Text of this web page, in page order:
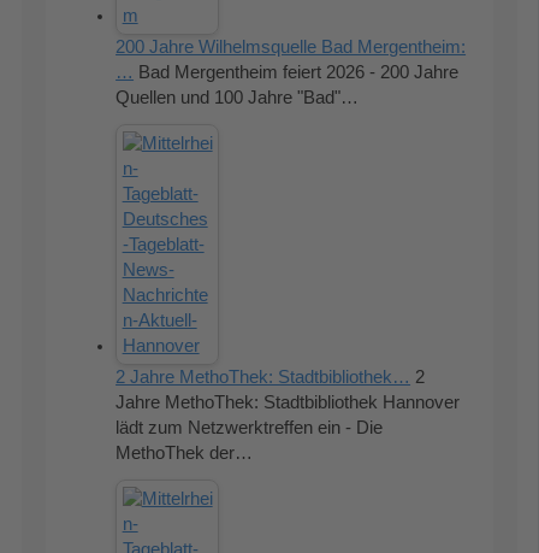
200 Jahre Wilhelmsquelle Bad Mergentheim:
… Bad Mergentheim feiert 2026 - 200 Jahre
Quellen und 100 Jahre "Bad"…
2 Jahre MethoThek: Stadtbibliothek… 2
Jahre MethoThek: Stadtbibliothek Hannover
lädt zum Netzwerktreffen ein - Die
MethoThek der…